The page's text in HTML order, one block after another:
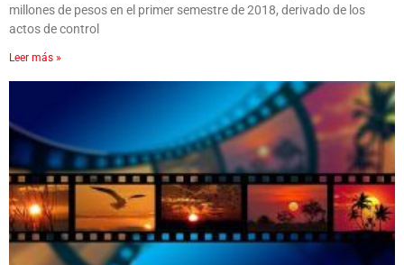
millones de pesos en el primer semestre de 2018, derivado de los
actos de control
Leer más »